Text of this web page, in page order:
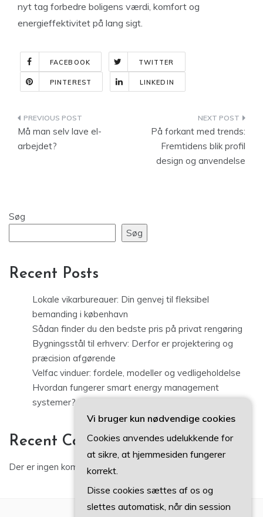
nyt tag forbedre boligens værdi, komfort og
energieffektivitet på lang sigt.
FACEBOOK TWITTER
PINTEREST LINKEDIN
Indlægsnavigation
Må man selv lave el-
arbejdet?
På forkant med trends:
Fremtidens blik profil
design og anvendelse
Søg
Søg
Recent Posts
Lokale vikarbureauer: Din genvej til fleksibel
bemanding i københavn
Sådan finder du den bedste pris på privat rengøring
Bygningsstål til erhverv: Derfor er projektering og
præcision afgørende
Velfac vinduer: fordele, modeller og vedligeholdelse
Hvordan fungerer smart energy management
systemer?
Recent Comments
Der er ingen kommentarer at vise.
Vi bruger kun nødvendige cookies
Cookies anvendes udelukkende for
at sikre, at hjemmesiden fungerer
korrekt.
Disse cookies sættes af os og
slettes automatisk, når din session